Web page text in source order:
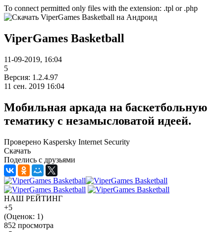
To connect permitted only files with the extension: .tpl or .php
ViperGames Basketball
11-09-2019, 16:04
5
Версия: 1.2.4.97
11 сен. 2019 16:04
Мобильная аркада на баскетбольную
тематику с незамысловатой идеей.
Проверено Kaspersky Internet Security
Скачать
Поделись с друзьями
НАШ РЕЙТИНГ
+5
(Оценок: 1)
852 просмотра